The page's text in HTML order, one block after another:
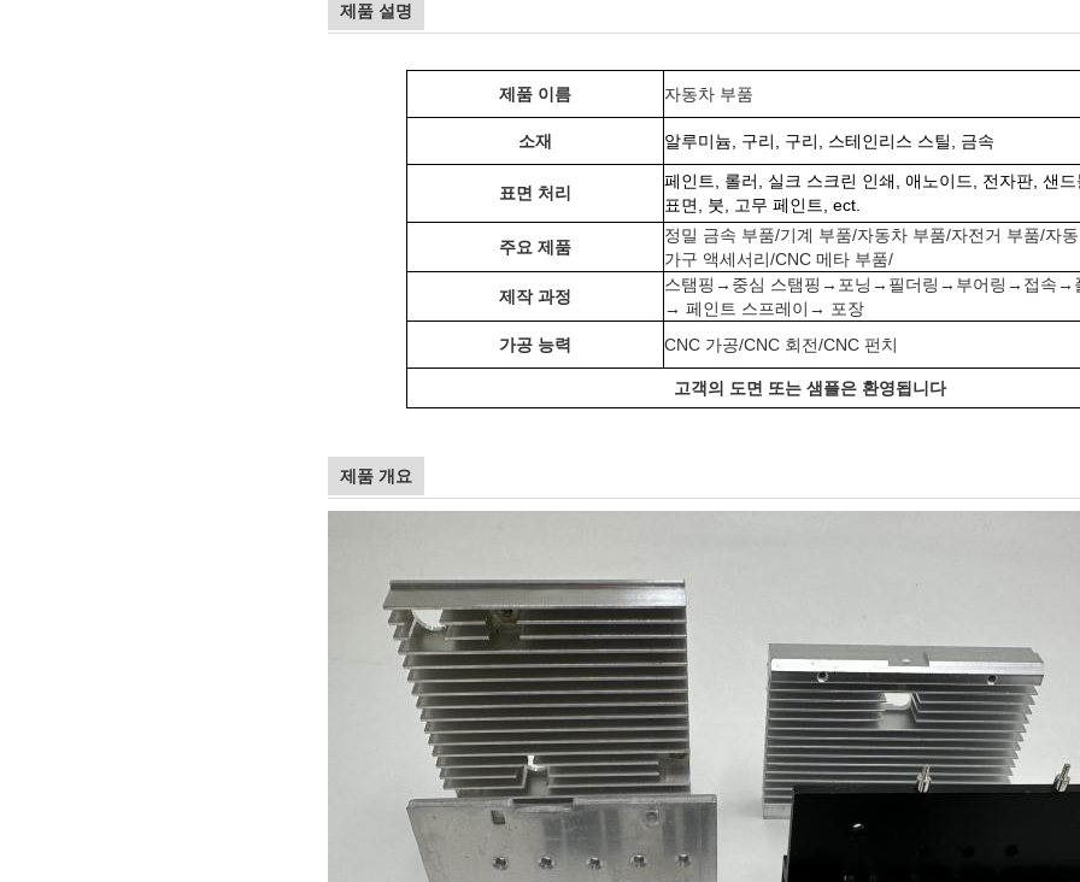
제품 설명
제품 이름 자동차 부품
소재 알루미늄, 구리, 구리, 스테인리스 스틸, 금속
표면 처리
페인트, 롤러, 실크 스크린 인쇄, 애노이드, 전자판, 샌
표면, 붓, 고무 페인트, ect.
주요 제품
정밀 금속 부품/기계 부품/자동차 부품/자전거 부품/자
가구 액세서리/CNC 메타 부품/
제작 과정
스탬핑→중심 스탬핑→포닝→필더링→부어링→접속→
→ 페인트 스프레이→ 포장
가공 능력
CNC 가공/CNC 회전/CNC 펀치
고객의 도면 또는 샘플은 환영됩니다
제품 개요